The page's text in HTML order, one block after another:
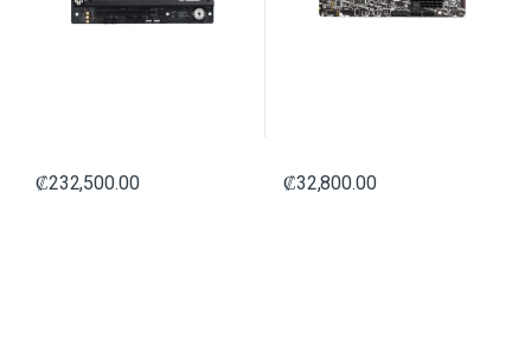
₡232,500.00 ₡32,800.00